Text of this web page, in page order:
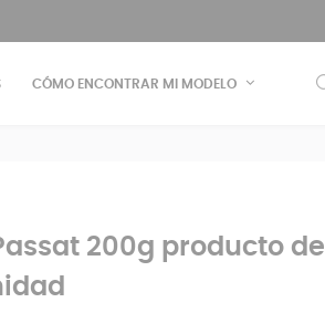
CÓMO ENCONTRAR MI MODELO
200g producto de